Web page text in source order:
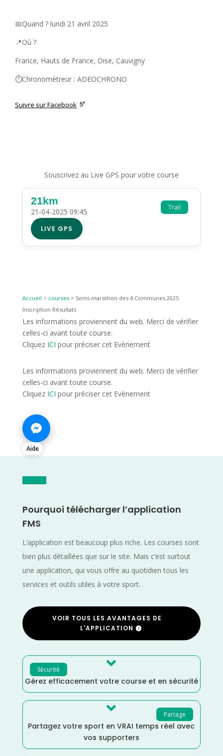
📅Quand ? lundi 21 avril 2025
📍Où ?
France, Hauts de France, Oise, Cauvigny
⏱️Chronomètreur : ADEOCHRONO
Suivre sur Facebook
Souscrivez au Live GPS pour votre course
Trail
21km
21-04-2025 09:45
LIVE GPS
Accueil > courses> Semi-marathon des 4 Communes 2025
Inscription Résultats
Les informations proviennent du web. Merci de vérifier
celles-ci avant toute course.
Cliquez ICI pour préciser cet Evènement
Les informations proviennent du web. Merci de vérifier
celles-ci avant toute course.
Cliquez ICI pour préciser cet Evènement
Aide
Pourquoi télécharger l’application
FMS
L’application est beaucoup plus riche. Les courses sont
bien plus détaillées que sur le site. Mais c’est surtout
une application, qui vous offre au quotidien tous les
services et outils utiles à votre sport.
VOIR TOUS LES AVANTAGES DE
L'APPLICATION
Sécurité 
Gérez efficacement votre course et en sécurité
Partage

Partagez votre sport en VRAI temps réel avec
vos supporters